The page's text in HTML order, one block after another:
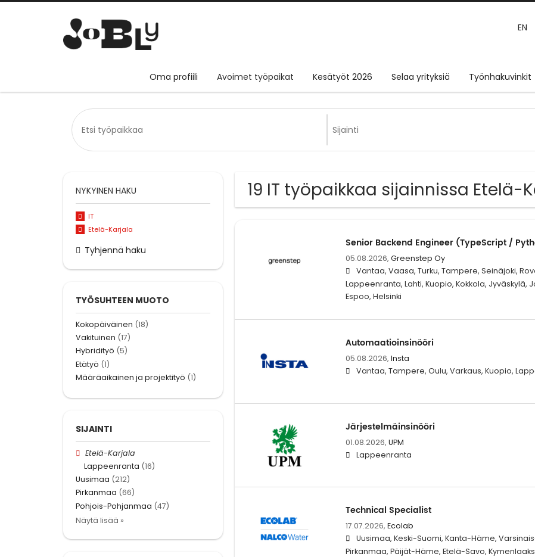
EN
Oma profiili Avoimet työpaikat Kesätyöt 2026 Selaa yrityksiä Työnhakuvinkit
19 IT työpaikkaa sijainnissa Etelä-
Senior Backend Engineer (TypeScript /
05.08.2026, Greenstep Oy
Vantaa, Vaasa, Turku, Tampere, Seinäjoki,
Lappeenranta, Lahti, Kuopio, Kokkola, Jyväskylä,
Espoo, Helsinki
Automaatioinsinööri
05.08.2026, Insta
Vantaa, Tampere, Oulu, Varkaus, Kuopio,
Järjestelmäinsinööri
01.08.2026, UPM
Lappeenranta
Technical Specialist
17.07.2026, Ecolab
Uusimaa, Keski-Suomi, Kanta-Häme,
Pirkanmaa, Päijät-Häme, Etelä-Savo,
NYKYINEN HAKU
IT
Etelä-Karjala
Tyhjennä haku
TYÖSUHTEEN MUOTO
Kokopäiväinen (18)
Vakituinen (17)
Hybridityö (5)
Etätyö (1)
Määräaikainen ja projektityö (1)
SIJAINTI
Etelä-Karjala
Lappeenranta (16)
Uusimaa (212)
Pirkanmaa (66)
Pohjois-Pohjanmaa (47)
Näytä lisää »